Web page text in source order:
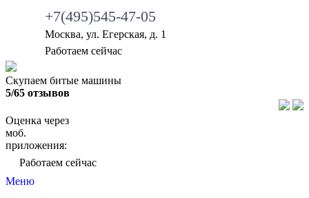
+7(495)545-47-05
Москва, ул. Егерская, д. 1
Работаем сейчас
Скупаем битые машины
5/65 отзывов
Оценка через
моб.
приложения:
Работаем сейчас
Меню